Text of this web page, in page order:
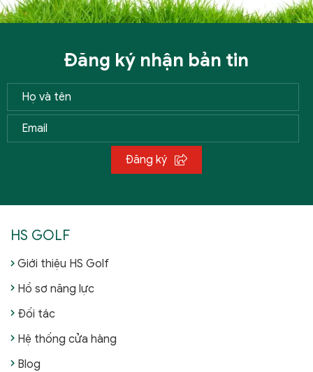
Đăng ký nhận bản tin
Đăng ký
HS GOLF
Giới thiệu HS Golf
Hồ sơ năng lực
Đối tác
Hệ thống cửa hàng
Blog